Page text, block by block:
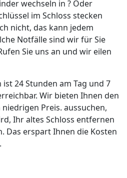
wechseln in ? Oder
im Schloss stecken
nicht, das kann jedem
Notfälle sind wir für Sie
Sie uns an und wir eilen
24 Stunden am Tag und 7
Wir bieten Ihnen den
Preis. aussuchen,
Ihr altes Schloss entfernen
Das erspart Ihnen die Kosten